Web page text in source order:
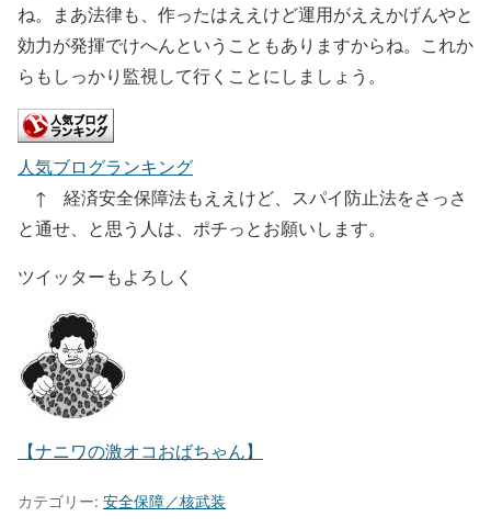
ね。まあ法律も、作ったはええけど運用がええかげんやと
効力が発揮でけへんということもありますからね。これか
らもしっかり監視して行くことにしましょう。
人気ブログランキング
↑ 経済安全保障法もええけど、スパイ防止法をさっさ
と通せ、と思う人は、ポチっとお願いします。
ツイッターもよろしく
【ナニワの激オコおばちゃん】
カテゴリー: 安全保障／核武装